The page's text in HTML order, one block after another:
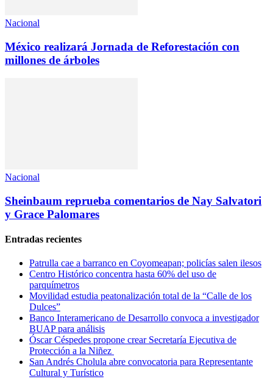
Nacional
México realizará Jornada de Reforestación con
millones de árboles
Nacional
Sheinbaum reprueba comentarios de Nay Salvatori
y Grace Palomares
Entradas recientes
Patrulla cae a barranco en Coyomeapan; policías salen ilesos
Centro Histórico concentra hasta 60% del uso de
parquímetros
Movilidad estudia peatonalización total de la “Calle de los
Dulces”
Banco Interamericano de Desarrollo convoca a investigador
BUAP para análisis
Óscar Céspedes propone crear Secretaría Ejecutiva de
Protección a la Niñez
San Andrés Cholula abre convocatoria para Representante
Cultural y Turístico